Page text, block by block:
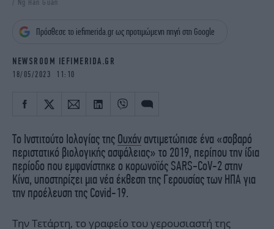
iBOOKS
OSCARS
NEWSLETTER
/ Ng Han Guan
Πρόσθεσε το iefimerida.gr ως προτιμώμενη πηγή στη Google
NEWSROOM IEFIMERIDA.GR
18/05/2023 11:10
Το Ινστιτούτο Ιολογίας της Oυχάν αντιμετώπισε ένα «σοβαρό
περιστατικό βιολογικής ασφάλειας» το 2019, περίπου την ίδια
περίοδο που εμφανίστηκε ο κορωνοϊός SARS-CoV-2 στην
Κίνα, υποστηρίζει μια νέα έκθεση της Γερουσίας των ΗΠΑ για
την προέλευση της Covid-19.
Την Τετάρτη, το γραφείο του γερουσιαστή της